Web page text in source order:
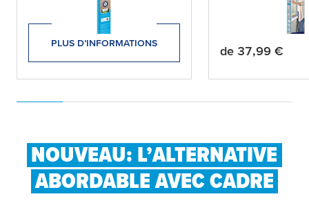
PLUS D’INFORMATIONS
Prix actuel:
de 37,99 €
NOUVEAU: L’ALTERNATIVE
ABORDABLE AVEC CADRE